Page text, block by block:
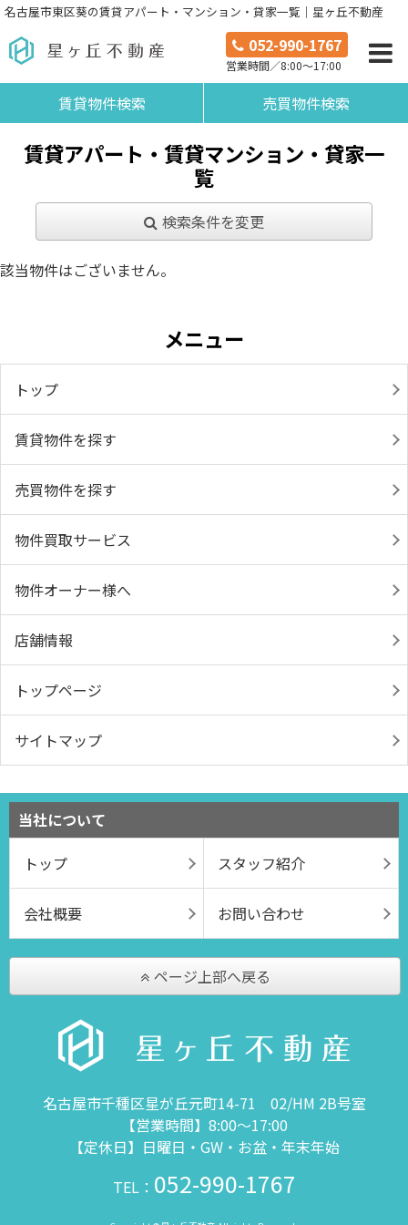
名古屋市東区葵の賃貸アパート・マンション・貸家一覧｜星ヶ丘不動産
052-990-1767
営業時間／8:00～17:00
賃貸物件検索 売買物件検索
賃貸アパート・賃貸マンション・貸家一
覧
検索条件を変更
該当物件はございません。
メニュー
トップ
賃貸物件を探す
売買物件を探す
物件買取サービス
物件オーナー様へ
店舗情報
トップページ
サイトマップ
当社について
トップ
スタッフ紹介
会社概要 お問い合わせ
ページ上部へ戻る
名古屋市千種区星が丘元町14-71 02/HM 2B号室
【営業時間】8:00～17:00
【定休日】日曜日・GW・お盆・年末年始
TEL： 052-990-1767